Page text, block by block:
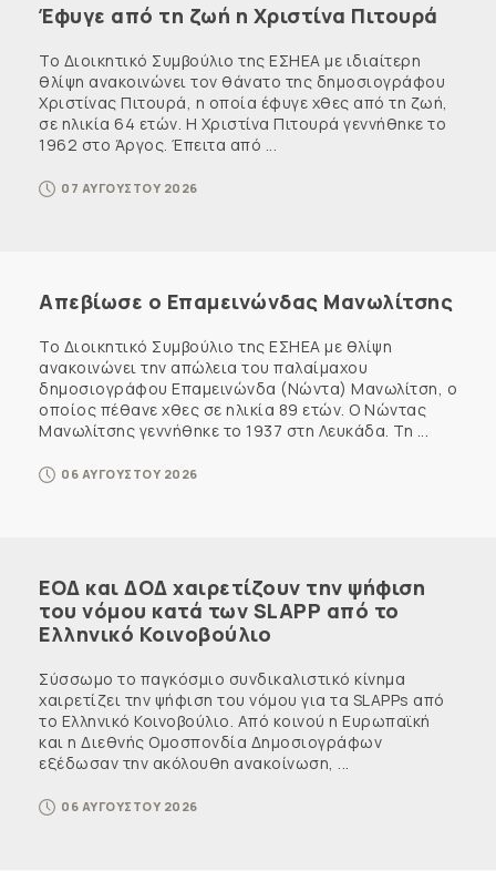
Έφυγε από τη ζωή η Χριστίνα Πιτουρά
Το Διοικητικό Συμβούλιο της ΕΣΗΕΑ με ιδιαίτερη
θλίψη ανακοινώνει τον θάνατο της δημοσιογράφου
Χριστίνας Πιτουρά, η οποία έφυγε χθες από τη ζωή,
σε ηλικία 64 ετών. Η Χριστίνα Πιτουρά γεννήθηκε το
1962 στο Άργος. Έπειτα από ...
07 ΑΥΓΟΥΣΤΟΥ 2026
Απεβίωσε ο Επαμεινώνδας Μανωλίτσης
Το Διοικητικό Συμβούλιο της ΕΣΗΕΑ με θλίψη
ανακοινώνει την απώλεια του παλαίμαχου
δημοσιογράφου Επαμεινώνδα (Νώντα) Μανωλίτση, ο
οποίος πέθανε χθες σε ηλικία 89 ετών. Ο Νώντας
Μανωλίτσης γεννήθηκε το 1937 στη Λευκάδα. Τη ...
06 ΑΥΓΟΥΣΤΟΥ 2026
ΕΟΔ και ΔΟΔ χαιρετίζουν την ψήφιση
του νόμου κατά των SLAPP από το
Ελληνικό Κοινοβούλιο
Σύσσωμο το παγκόσμιο συνδικαλιστικό κίνημα
χαιρετίζει την ψήφιση του νόμου για τα SLAPPs από
το Ελληνικό Κοινοβούλιο. Από κοινού η Ευρωπαϊκή
και η Διεθνής Ομοσπονδία Δημοσιογράφων
εξέδωσαν την ακόλουθη ανακοίνωση, ...
06 ΑΥΓΟΥΣΤΟΥ 2026